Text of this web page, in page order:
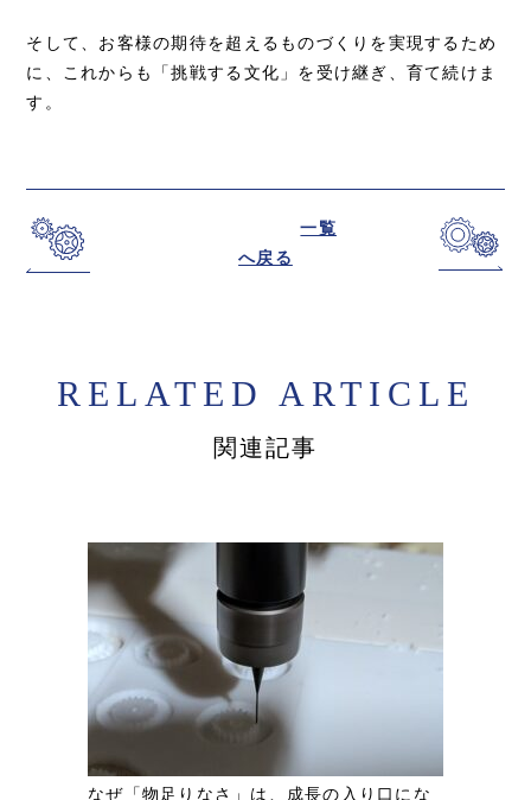
そして、お客様の期待を超えるものづくりを実現するため
に、これからも「挑戦する文化」を受け継ぎ、育て続けま
す。
一覧
へ戻る
RELATED ARTICLE
関連記事
なぜ「物足りなさ」は、成長の入り口にな